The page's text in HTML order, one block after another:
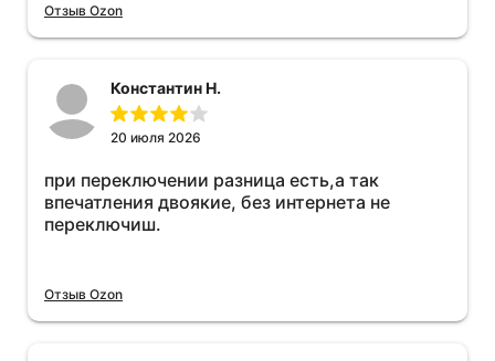
Отзыв Ozon
Константин Н.
20 июля 2026
при переключении разница есть,а так
впечатления двоякие, без интернета не
переключиш.
Отзыв Ozon